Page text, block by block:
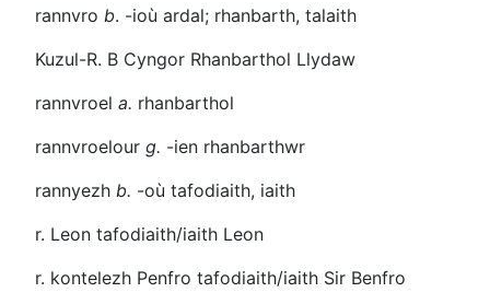
rannvro b. -ioù ardal; rhanbarth, talaith
Kuzul-R. B Cyngor Rhanbarthol Llydaw
rannvroel a. rhanbarthol
rannvroelour g. -ien rhanbarthwr
rannyezh b. -où tafodiaith, iaith
r. Leon tafodiaith/iaith Leon
r. kontelezh Penfro tafodiaith/iaith Sir Benfro